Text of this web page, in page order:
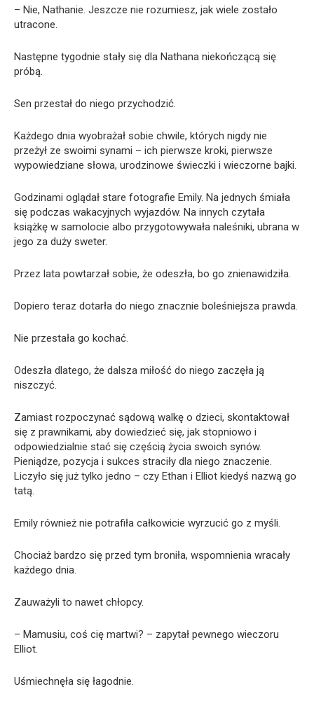
– Nie, Nathanie. Jeszcze nie rozumiesz, jak wiele zostało
utracone.
Następne tygodnie stały się dla Nathana niekończącą się
próbą.
Sen przestał do niego przychodzić.
Każdego dnia wyobrażał sobie chwile, których nigdy nie
przeżył ze swoimi synami – ich pierwsze kroki, pierwsze
wypowiedziane słowa, urodzinowe świeczki i wieczorne bajki.
Godzinami oglądał stare fotografie Emily. Na jednych śmiała
się podczas wakacyjnych wyjazdów. Na innych czytała
książkę w samolocie albo przygotowywała naleśniki, ubrana w
jego za duży sweter.
Przez lata powtarzał sobie, że odeszła, bo go znienawidziła.
Dopiero teraz dotarła do niego znacznie boleśniejsza prawda.
Nie przestała go kochać.
Odeszła dlatego, że dalsza miłość do niego zaczęła ją
niszczyć.
Zamiast rozpoczynać sądową walkę o dzieci, skontaktował
się z prawnikami, aby dowiedzieć się, jak stopniowo i
odpowiedzialnie stać się częścią życia swoich synów.
Pieniądze, pozycja i sukces straciły dla niego znaczenie.
Liczyło się już tylko jedno – czy Ethan i Elliot kiedyś nazwą go
tatą.
Emily również nie potrafiła całkowicie wyrzucić go z myśli.
Chociaż bardzo się przed tym broniła, wspomnienia wracały
każdego dnia.
Zauważyli to nawet chłopcy.
– Mamusiu, coś cię martwi? – zapytał pewnego wieczoru
Elliot.
Uśmiechnęła się łagodnie.